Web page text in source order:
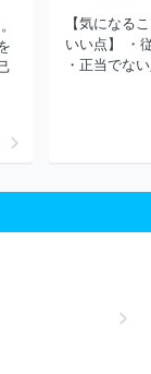
【気になる
いい点】 ・
・正当でな